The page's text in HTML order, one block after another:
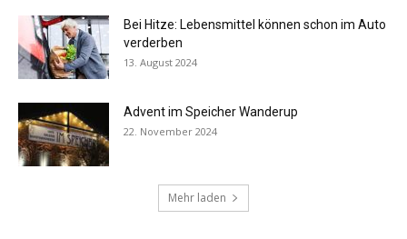
Bei Hitze: Lebensmittel können schon im Auto
verderben
13. August 2024
Advent im Speicher Wanderup
22. November 2024
Mehr laden